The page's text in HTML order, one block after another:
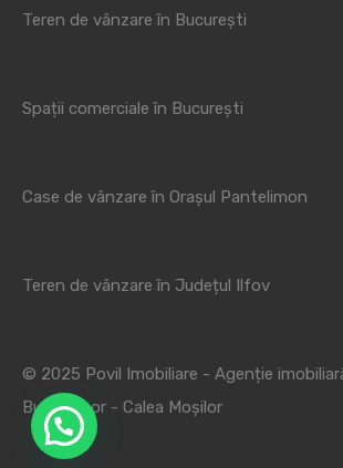
Teren de vânzare în București
Spații comerciale în București
Case de vânzare în Orașul Pantelimon
Teren de vânzare în Județul Ilfov
© 2025 Povil Imobiliare - Agenție
Bucur Obor - Calea Moșilor